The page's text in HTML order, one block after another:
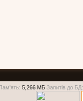
5,266 МБ Запитів до БД: